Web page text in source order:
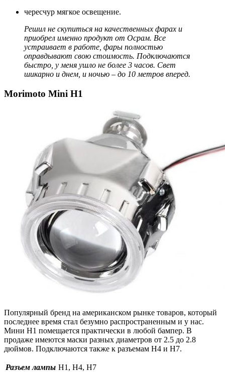
чересчур мягкое освещение.
Решил не скупиться на качественных фарах и
приобрел именно продукт от Осрам. Все
устраивает в работе, фары полностью
оправдывают свою стоимость. Подключаются
быстро, у меня ушло не более 3 часов. Свет
шикарно и днем, и ночью – до 10 метров вперед.
Morimoto Mini H1
Популярный бренд на американском рынке товаров, который
последнее время стал безумно распространенным и у нас.
Мини H1 помещается практически в любой бампер. В
продаже имеются маски разных диаметров от 2.5 до 2.8
дюймов. Подключаются также к разъемам H4 и H7.
Разъем лампы H1, H4, H7